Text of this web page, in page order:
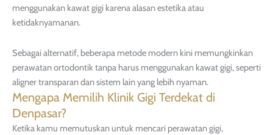
menggunakan kawat gigi karena alasan estetika atau
ketidaknyamanan.
Sebagai alternatif, beberapa metode modern kini memungkinkan
perawatan ortodontik tanpa harus menggunakan kawat gigi, seperti
aligner transparan dan sistem lain yang lebih nyaman.
Mengapa Memilih Klinik Gigi Terdekat di
Denpasar?
Ketika kamu memutuskan untuk mencari perawatan gigi,